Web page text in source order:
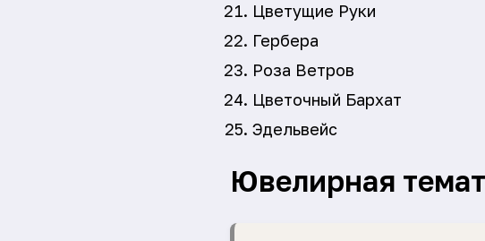
Цветущие Руки
Гербера
Роза Ветров
Цветочный Бархат
Эдельвейс
Ювелирная